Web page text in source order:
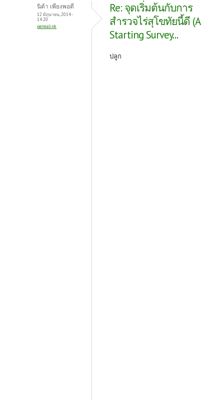
นิต้า เพียงพอดี
12 มิถุนายน, 2014 -
14:20
permalink
Re: จุดเริ่มต้นกับการ
สำรวจไร่สุโขทัยนี้ดี (A
Starting Survey...
ปลูก